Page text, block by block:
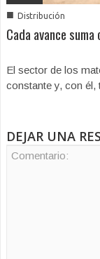
■ Distribución
Cada avance
El sector de los
constante y, con él,
DEJAR UNA